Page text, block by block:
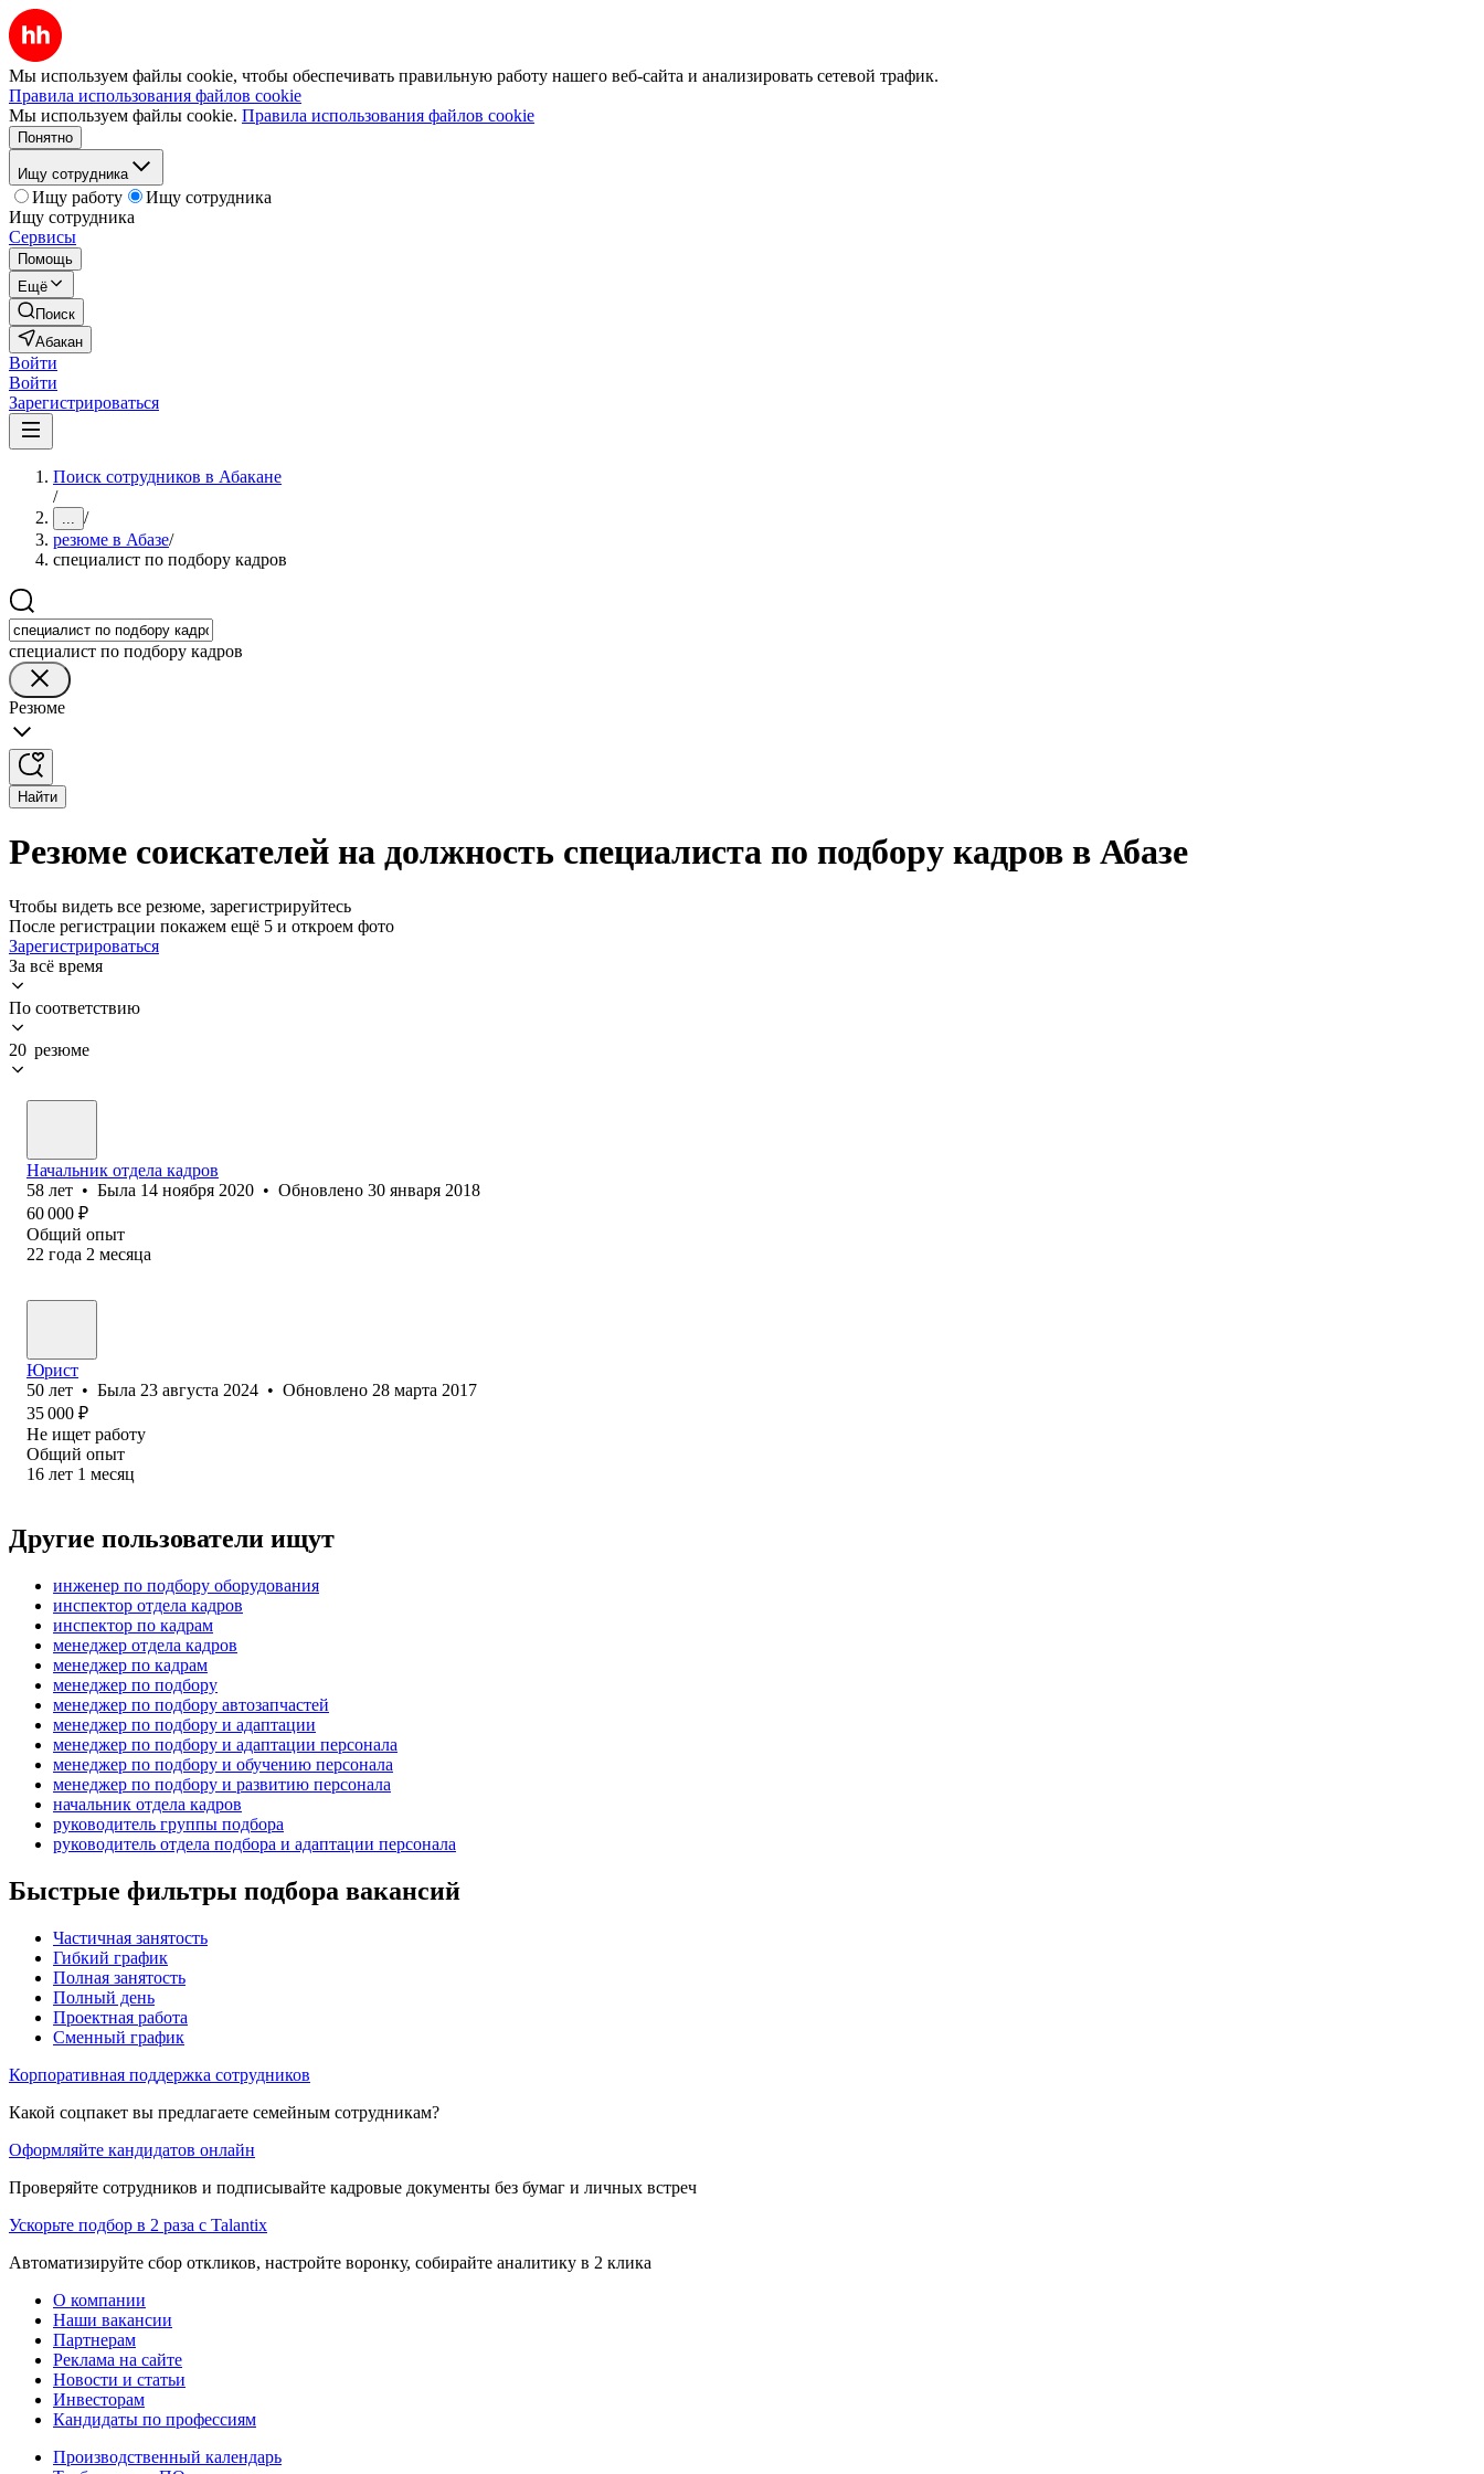
Мы используем файлы cookie, чтобы обеспечивать правильную работу нашего веб-сайта и анализировать сетевой трафик.
Правила использования файлов cookie
Мы используем файлы cookie. Правила использования файлов cookie
Понятно
Ищу сотрудника
Ищу работу
Ищу сотрудника
Ищу сотрудника
Сервисы
Помощь
Ещё
Поиск
Абакан
Войти
Войти
Зарегистрироваться
Поиск сотрудников в Абакане
/
... /
резюме в Абазе/
специалист по подбору кадров
специалист по подбору кадров
Резюме
Найти
Резюме соискателей на должность специалиста по подбору кадров в Абазе
Чтобы видеть все резюме, зарегистрируйтесь
После регистрации покажем ещё 5 и откроем фото
Зарегистрироваться
За всё время
По соответствию
20 резюме
Начальник отдела кадров
58 лет • Была 14 ноября 2020 • Обновлено 30 января 2018
60 000 ₽
Общий опыт
22 года 2 месяца
Юрист
50 лет • Была 23 августа 2024 • Обновлено 28 марта 2017
35 000 ₽
Не ищет работу
Общий опыт
16 лет 1 месяц
Другие пользователи ищут
инженер по подбору оборудования
инспектор отдела кадров
инспектор по кадрам
менеджер отдела кадров
менеджер по кадрам
менеджер по подбору
менеджер по подбору автозапчастей
менеджер по подбору и адаптации
менеджер по подбору и адаптации персонала
менеджер по подбору и обучению персонала
менеджер по подбору и развитию персонала
начальник отдела кадров
руководитель группы подбора
руководитель отдела подбора и адаптации персонала
Быстрые фильтры подбора вакансий
Частичная занятость
Гибкий график
Полная занятость
Полный день
Проектная работа
Сменный график
Корпоративная поддержка сотрудников
Какой соцпакет вы предлагаете семейным сотрудникам?
Оформляйте кандидатов онлайн
Проверяйте сотрудников и подписывайте кадровые документы без бумаг и личных встреч
Ускорьте подбор в 2 раза с Talantix
Автоматизируйте сбор откликов, настройте воронку, собирайте аналитику в 2 клика
О компании
Наши вакансии
Партнерам
Реклама на сайте
Новости и статьи
Инвесторам
Кандидаты по профессиям
Производственный календарь